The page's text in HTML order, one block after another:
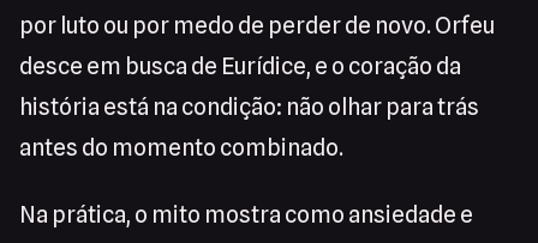
por luto ou por medo de perder de novo. Orfeu
desce em busca de Eurídice, e o coração da
história está na condição: não olhar para trás
antes do momento combinado.
Na prática, o mito mostra como ansiedade e